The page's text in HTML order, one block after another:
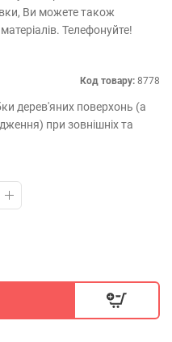
Ви можете також
Телефонуйте!
Код товару: 8778
дерев'яних поверхонь (а
при зовнішніх та